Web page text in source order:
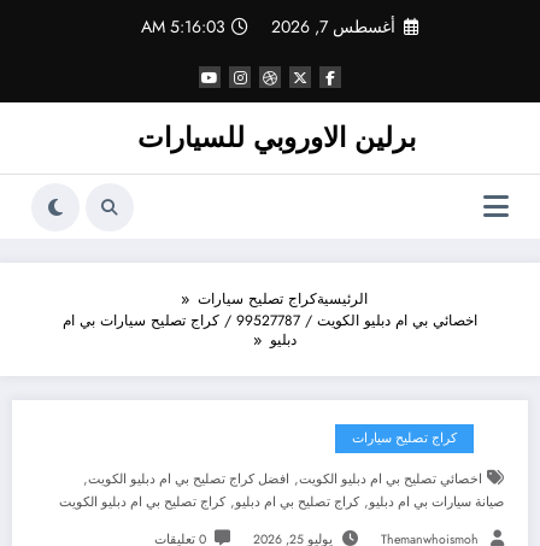
أغسطس 7, 2026 5:16:04 AM
برلين الاوروبي للسيارات
الرئيسيةكراج تصليح سيارات
اخصائي بي ام دبليو الكويت / 99527787 / كراج تصليح سيارات بي ام
دبليو
كراج تصليح سيارات
اخصائي تصليح بي ام دبليو الكويت, افضل كراج تصليح بي ام دبليو الكويت,
صيانة سيارات بي ام دبليو,كراج تصليح بي ام دبليو,كراج تصليح بي ام دبليو الكويت
Themanwhoismoh يوليو 25, 2026 0 تعليقات